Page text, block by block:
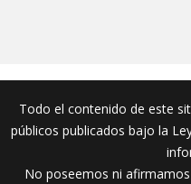
Todo el contenido de este
públicos publicados bajo la
No poseemos ni